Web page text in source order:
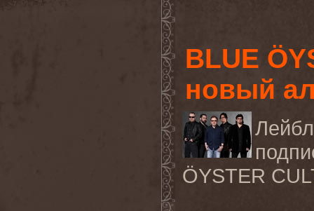
BLUE
новый
ÖYSTER